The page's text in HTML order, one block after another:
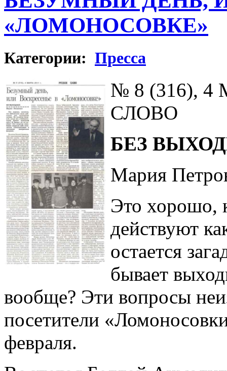
«ЛОМОНОСОВКЕ»
Категории: Пресса
№ 8 (316), 4
СЛОВО
БЕЗ
Мария
Это хорошо,
действуют
остается
бывает
вообще? Эти вопросы
посетители
февраля.